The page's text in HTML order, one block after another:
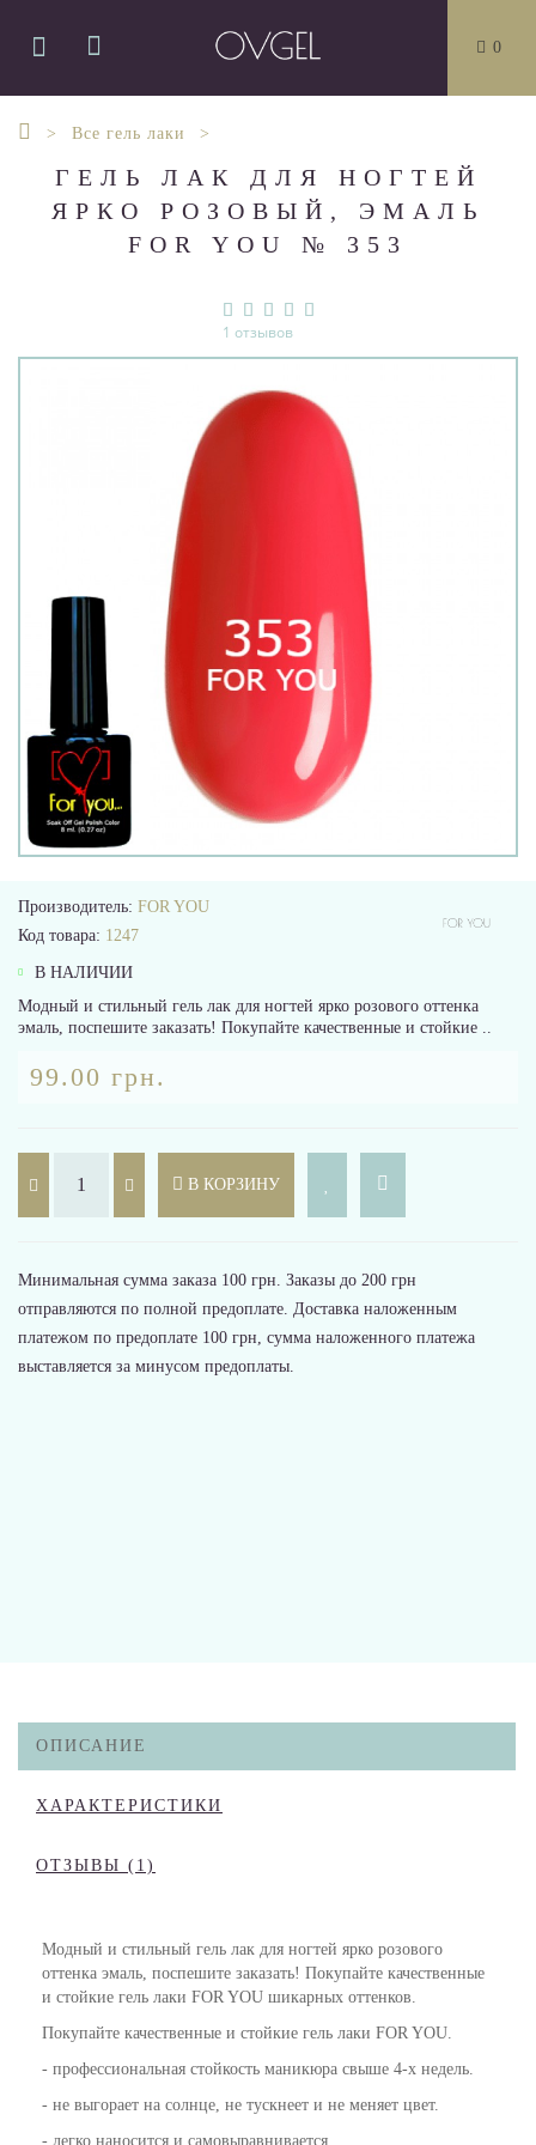
0
Все гель лаки
ГЕЛЬ ЛАК ДЛЯ НОГТЕЙ
ЯРКО РОЗОВЫЙ, ЭМАЛЬ
FOR YOU № 353
1 отзывов
Производитель: FOR YOU
Код товара: 1247
В НАЛИЧИИ
Модный и стильный гель лак для ногтей ярко розового оттенка
эмаль, поспешите заказать! Покупайте качественные и стойкие ..
99.00 грн.
В КОРЗИНУ
Минимальная сумма заказа 100 грн. Заказы до 200 грн
отправляются по полной предоплате. Доставка наложенным
платежом по предоплате 100 грн, сумма наложенного платежа
выставляется за минусом предоплаты.
ОПИСАНИЕ
ХАРАКТЕРИСТИКИ
ОТЗЫВЫ (1)
Модный и стильный гель лак для ногтей ярко розового
оттенка эмаль, поспешите заказать! Покупайте качественные
и стойкие гель лаки FOR YOU шикарных оттенков.
Покупайте качественные и стойкие гель лаки FOR YOU.
- профессиональная стойкость маникюра свыше 4-х недель.
- не выгорает на солнце, не тускнеет и не меняет цвет.
- легко наносится и самовыравнивается.